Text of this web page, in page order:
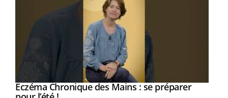
Youtube
Eczéma Chronique des Mains : se préparer